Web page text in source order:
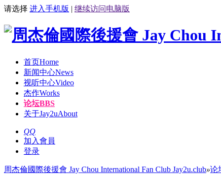
请选择 进入手机版 | 继续访问电脑版
首页Home
新闻中心News
视听中心Video
杰作Works
论坛BBS
关于Jay2uAbout
QQ
加入會員
登录
周杰倫國際後援會 Jay Chou International Fan Club Jay2u.club»论